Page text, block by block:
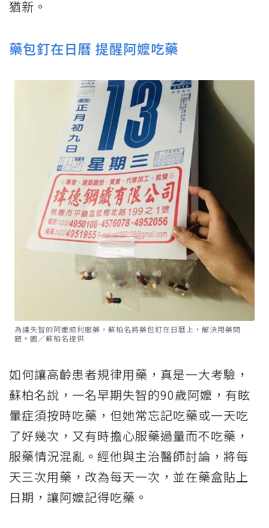
猶新。
藥包釘在日曆 提醒阿嬤吃藥
為讓失智的阿嬤順利服藥，蘇柏名將藥包釘在日曆上，解決用藥問
題。圖／蘇柏名提供
如何讓高齡患者規律用藥，真是一大考驗，
蘇柏名說，一名早期失智的90歲阿嬤，有眩
暈症須按時吃藥，但她常忘記吃藥或一天吃
了好幾次，又有時擔心服藥過量而不吃藥，
服藥情況混亂。經他與主治醫師討論，將每
天三次用藥，改為每天一次，並在藥盒貼上
日期，讓阿嬤記得吃藥。